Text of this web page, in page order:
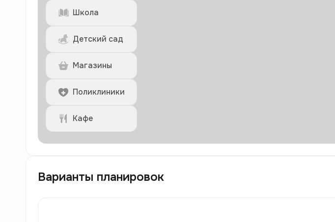
Школа
Детский сад
Магазины
Поликлиники
Кафе
Варианты планировок